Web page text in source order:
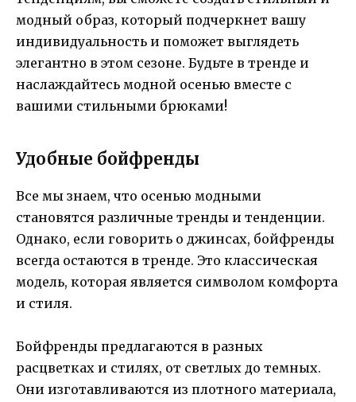
модный образ, который подчеркнет вашу
индивидуальность и поможет выглядеть
элегантно в этом сезоне. Будьте в тренде и
наслаждайтесь модной осенью вместе с
вашими стильными брюками!
Удобные бойфренды
Все мы знаем, что осенью модными
становятся различные тренды и тенденции.
Однако, если говорить о джинсах, бойфренды
всегда остаются в тренде. Это классическая
модель, которая является символом комфорта
и стиля.
Бойфренды предлагаются в разных
расцветках и стилях, от светлых до темных.
Они изготавливаются из плотного материала,